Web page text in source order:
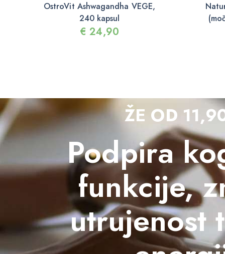
OstroVit Ashwagandha VEGE,
240 kapsul
€ 24,90
ŽE OD
Podpira
funkcije,
utrujenost